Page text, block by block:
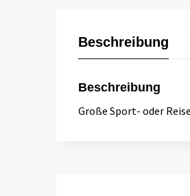
Beschreibung
Beschreibung
Große Sport- oder